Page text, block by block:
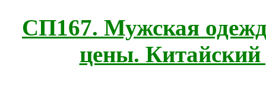
СП167. Мужская
цены.